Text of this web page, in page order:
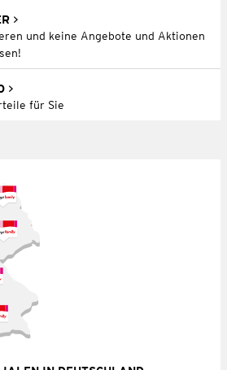
und keine Angebote und Aktionen
für Sie